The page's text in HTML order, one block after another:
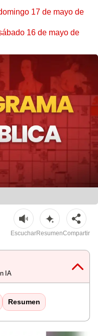
17 de mayo de
16 de mayo de
EscucharResumenCompartir
IA
Resumen